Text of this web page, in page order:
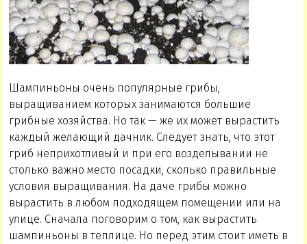
Шампиньоны очень популярные грибы,
выращиванием которых занимаются большие
грибные хозяйства. Но так — же их может вырастить
каждый желающий дачник. Следует знать, что этот
гриб неприхотливый и при его возделывании не
столько важно место посадки, сколько правильные
условия выращивания. На даче грибы можно
вырастить в любом подходящем помещении или на
улице. Сначала поговорим о том, как вырастить
шампиньоны в теплице. Но перед этим стоит иметь в